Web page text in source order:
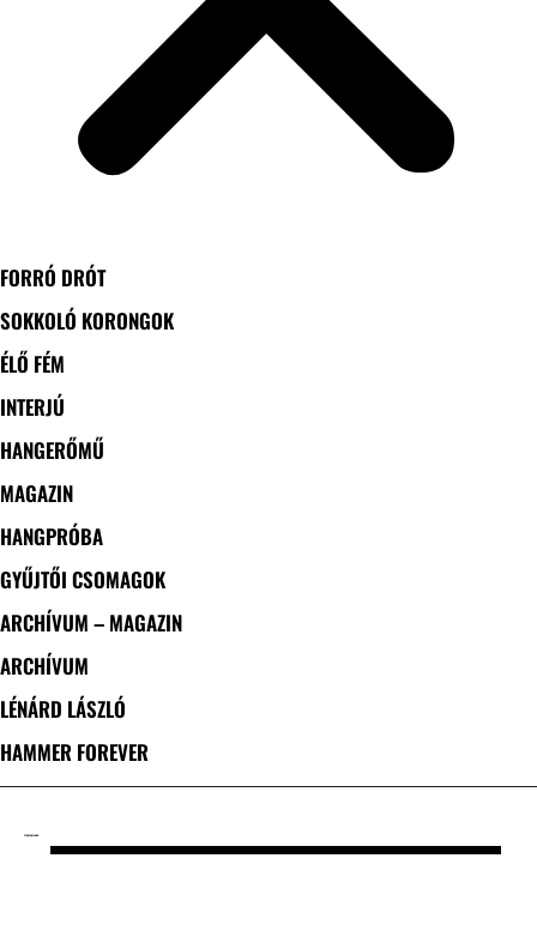
FORRÓ DRÓT
SOKKOLÓ KORONGOK
ÉLŐ FÉM
INTERJÚ
HANGERŐMŰ
MAGAZIN
HANGPRÓBA
GYŰJTŐI CSOMAGOK
ARCHÍVUM – MAGAZIN
ARCHÍVUM
LÉNÁRD LÁSZLÓ
HAMMER FOREVER